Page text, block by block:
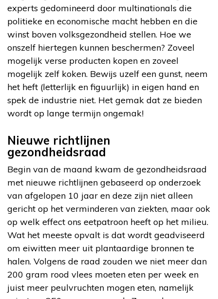
experts gedomineerd door multinationals die
politieke en economische macht hebben en die
winst boven volksgezondheid stellen. Hoe we
onszelf hiertegen kunnen beschermen? Zoveel
mogelijk verse producten kopen en zoveel
mogelijk zelf koken. Bewijs uzelf een gunst, neem
het heft (letterlijk en figuurlijk) in eigen hand en
spek de industrie niet. Het gemak dat ze bieden
wordt op lange termijn ongemak!
Nieuwe richtlijnen
gezondheidsraad
Begin van de maand kwam de gezondheidsraad
met nieuwe richtlijnen gebaseerd op onderzoek
van afgelopen 10 jaar en deze zijn niet alleen
gericht op het verminderen van ziekten, maar ook
op welk effect ons eetpatroon heeft op het milieu.
Wat het meeste opvalt is dat wordt geadviseerd
om eiwitten meer uit plantaardige bronnen te
halen. Volgens de raad zouden we niet meer dan
200 gram rood vlees moeten eten per week en
juist meer peulvruchten mogen eten, namelijk